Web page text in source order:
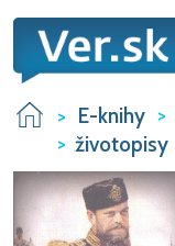
E-knihy
životopisy